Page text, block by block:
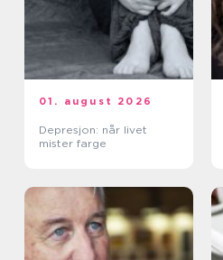
01. august 2026
Depresjon: når livet
mister farge